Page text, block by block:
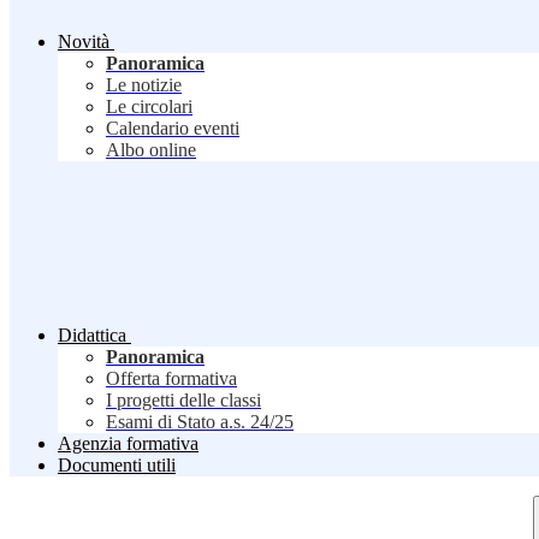
Novità
Panoramica
Le notizie
Le circolari
Calendario eventi
Albo online
Didattica
Panoramica
Offerta formativa
I progetti delle classi
Esami di Stato a.s. 24/25
Agenzia formativa
Documenti utili